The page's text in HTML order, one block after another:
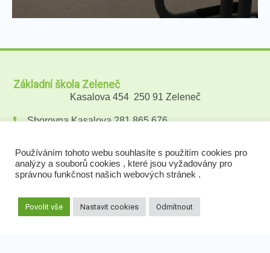
Základní škola Zeleneč
Kasalova 454 250 91 Zeleneč
Sborovna Kasalova 281 865 676
zszelenec@zszelenec.cz
Po - Pá: 07.30-15.30
Školní družina
Ranní a konečná družina
Sociální sítě
Používáním tohoto webu souhlasíte s použitím cookies pro
analýzy a souborů cookies , které jsou vyžadovány pro
správnou funkčnost našich webových stránek .
Povolit vše Nastavit cookies Odmítnout